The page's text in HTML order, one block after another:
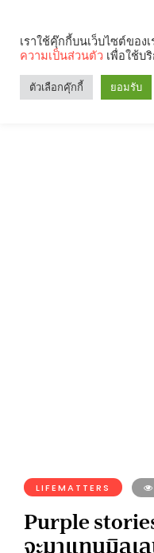
LIFEMATTERS
Purple
เราใช้คุ๊กกี้บนเว็บไซต์ขอ
ความเป็นส่วนตัว เพื่อใช้บ
ตัวเลือกคุ๊กกี้ ยอมรับ